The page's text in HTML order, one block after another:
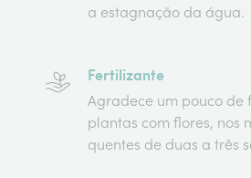
a estagnação da água.
Fertilizante
Agradece um pouco de
plantas com flores, nos
quentes de duas a três